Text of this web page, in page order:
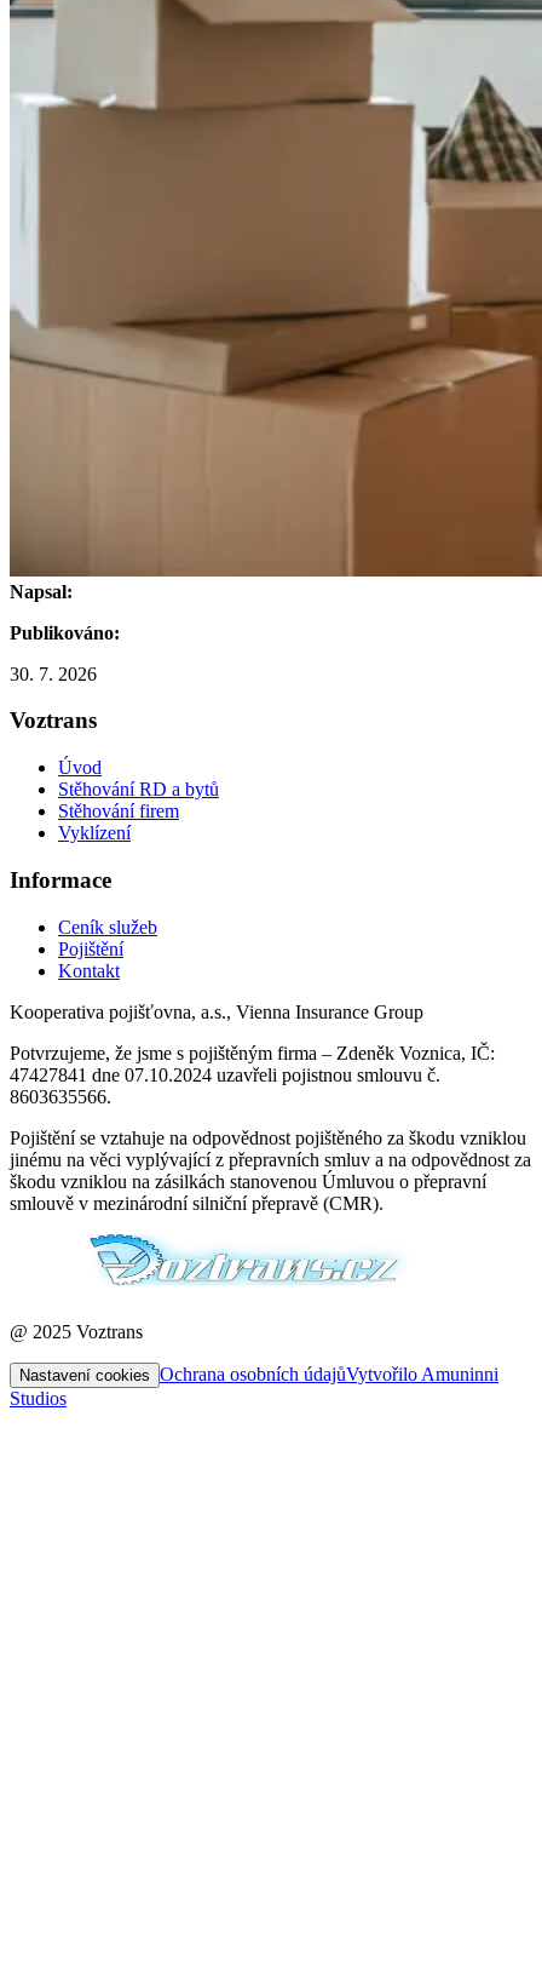
Napsal:
Publikováno:
30. 7. 2026
Voztrans
Úvod
Stěhování RD a bytů
Stěhování firem
Vyklízení
Informace
Ceník služeb
Pojištění
Kontakt
Kooperativa pojišťovna, a.s., Vienna Insurance Group
Potvrzujeme, že jsme s pojištěným firma – Zdeněk Voznica, IČ:
47427841 dne 07.10.2024 uzavřeli pojistnou smlouvu č.
8603635566.
Pojištění se vztahuje na odpovědnost pojištěného za škodu vzniklou
jinému na věci vyplývající z přepravních smluv a na odpovědnost za
škodu vzniklou na zásilkách stanovenou Úmluvou o přepravní
smlouvě v mezinárodní silniční přepravě (CMR).
@ 2025 Voztrans
Nastavení cookies Ochrana osobních údajůVytvořilo Amuninni
Studios